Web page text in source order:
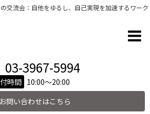
交流会：自他をゆるし、自己実現を加速するワーク
03-3967-5994
時間 10:00～20:00
お問い合わせはこちら